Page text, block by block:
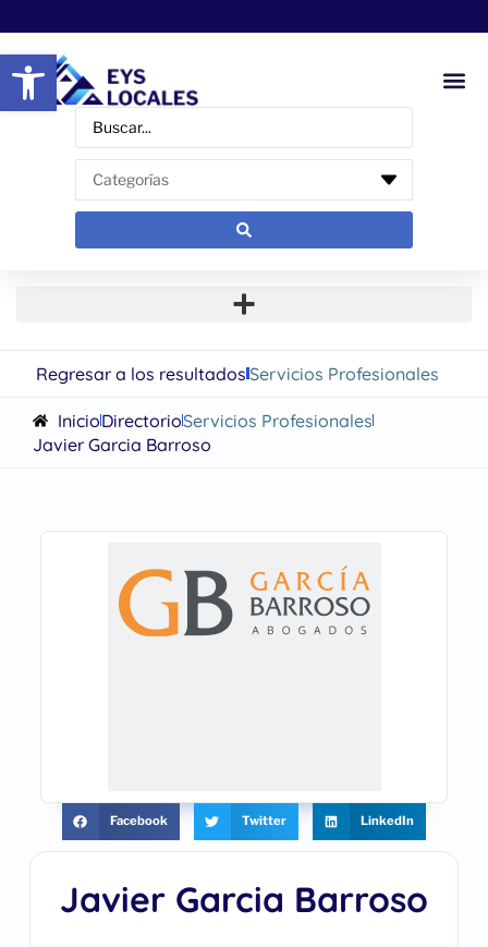
Abrir barra de herramientas
Regresar a los resultadosServicios Profesionales
InicioDirectorioServicios Profesionales
Javier Garcia Barroso
Javier Garcia Barroso
Facebook Twitter LinkedIn